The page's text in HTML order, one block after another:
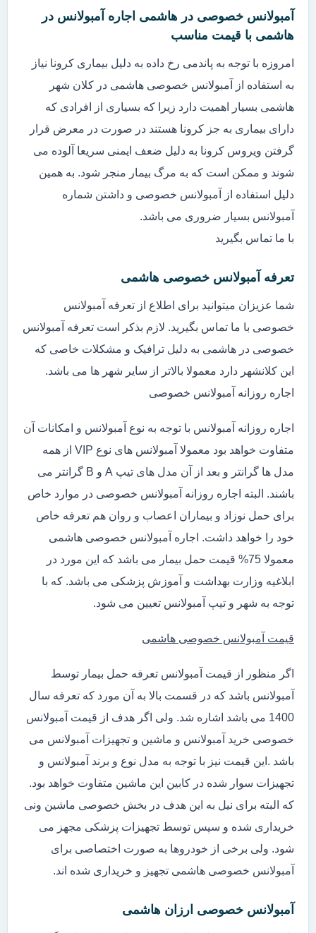
آمبولانس خصوصی در هاشمی اجاره آمبولانس در
هاشمی با قیمت مناسب
امروزه با توجه به پاندمی رخ داده به دلیل بیماری کرونا نیاز
به استفاده از آمبولانس خصوصی هاشمی در کلان شهر
هاشمی بسیار اهمیت دارد زیرا که بسیاری از افرادی که
دارای بیماری به جز کرونا هستند در صورت در معرض قرار
گرفتن ویروس کرونا به دلیل ضعف ایمنی سریعا آلوده می
شوند و ممکن است که به مرگ بیمار منجر شود. به همین
دلیل استفاده از آمبولانس خصوصی و داشتن شماره
آمبولانس بسیار ضروری می باشد.
با ما تماس بگیرید
تعرفه آمبولانس خصوصی هاشمی
شما عزیزان میتوانید برای اطلاع از تعرفه آمبولانس
خصوصی با ما تماس بگیرید. لازم بذکر است تعرفه آمبولانس
خصوصی در هاشمی به دلیل ترافیک و مشکلات خاصی که
این کلانشهر دارد معمولا بالاتر از سایر شهر ها می باشد.
اجاره روزانه آمبولانس خصوصی
اجاره روزانه آمبولانس با توجه به نوع آمبولانس و امکانات آن
متفاوت خواهد بود معمولا آمبولانس های نوع VIP از همه
مدل ها گرانتر و بعد از آن مدل های تیپ A و B گرانتر می
باشند. البته اجاره روزانه آمبولانس خصوصی در موارد خاص
برای حمل نوزاد و بیماران اعصاب و روان هم تعرفه خاص
خود را خواهد داشت. اجاره آمبولانس خصوصی هاشمی
معمولا 75% قیمت حمل بیمار می باشد که این مورد در
ابلاغیه وزارت بهداشت و آموزش پزشکی می باشد. که با
توجه به شهر و تیپ آمبولانس تعیین می شود.
قیمت آمبولانس خصوصی هاشمی
اگر منظور از قیمت آمبولانس تعرفه حمل بیمار توسط
آمبولانس باشد که در قسمت بالا به آن مورد که تعرفه سال
1400 می باشد اشاره شد. ولی اگر هدف از قیمت آمبولانس
خصوصی خرید آمبولانس و ماشین و تجهیزات آمبولانس می
باشد .این قیمت نیز با توجه به مدل نوع و برند آمبولانس و
تجهیزات سوار شده در کابین این ماشین متفاوت خواهد بود.
که البته برای نیل به این هدف در بخش خصوصی ماشین ونی
خریداری شده و سپس توسط تجهیزات پزشکی مجهز می
شود. ولی برخی از خودروها به صورت اختصاصی برای
آمبولانس خصوصی هاشمی تجهیز و خریداری شده اند.
آمبولانس خصوصی ارزان هاشمی